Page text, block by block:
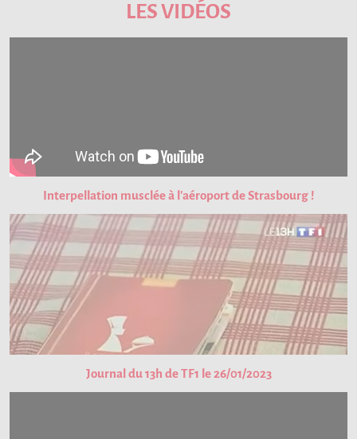
LES VIDÉOS
Interpellation musclée à l'aéroport de Strasbourg !
Journal du 13h de TF1 le 26/01/2023